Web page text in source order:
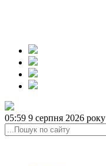
05:59 9 серпня 2026 року